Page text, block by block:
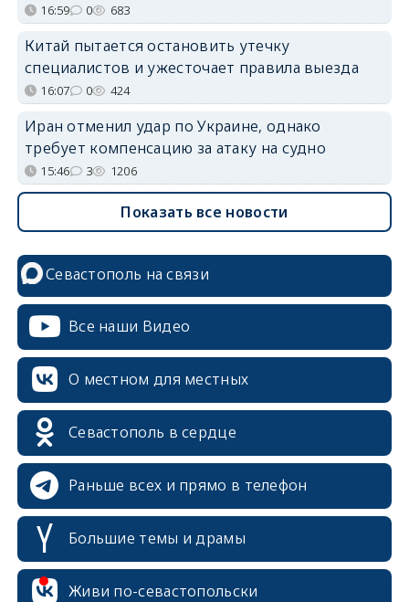
16:59 0 683
Китай пытается остановить утечку
специалистов и ужесточает правила выезда
16:07 0 424
Иран отменил удар по Украине, однако
требует компенсацию за атаку на судно
15:46 3 1206
Показать все новости
Севастополь на связи
Все наши Видео
О местном для местных
Севастополь в сердце
Раньше всех и прямо в телефон
Большие темы и драмы
Живи по-севастопольски
erid: 2SDnjcrDNw6